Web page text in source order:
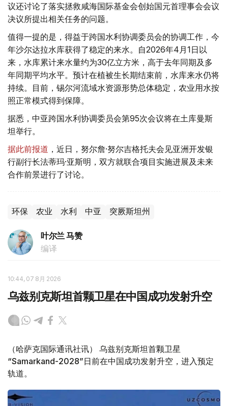
议还讨论了落实拯救咸海国际基金会创始国元首理事会会议
决议所提出相关任务的问题。
值得一提的是，得益于跨国水利协调委员会的协调工作，今
年沙尔达拉水库获得了稳定的来水。自2026年4月1日以
来，水库累计来水量约为30亿立方米，高于去年同期及多
年同期平均水平。预计在植被生长期结束前，水库来水仍将
持续。目前，锡尔河流域水资源形势总体稳定，农业用水按
照正常模式得到保障。
据悉，中亚跨国水利协调委员会第95次会议将在土库曼斯
坦举行。
据此前报道 ，近日，努尔詹·努尔吉格托夫会见亚洲开发银
行副行长法蒂玛·亚斯明，双方就联合项目实施进展及未来
合作前景进行了讨论。
环保 农业 水利 中亚 突厥斯坦州
叶尔兰 马赞
编译
10:44, 07 8月 2026
乌兹别克斯坦首颗卫星在中国成功发射升空
（哈萨克国际通讯社讯） 乌兹别克斯坦首颗卫星
“Samarkand-2028”日前在中国成功发射升空，进入预定
轨道。